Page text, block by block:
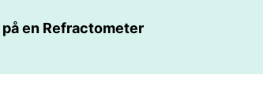
en Refractometer